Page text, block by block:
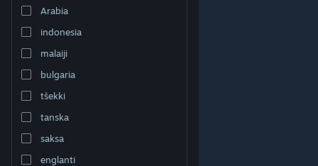
Arabia
indonesia
malaiji
bulgaria
tšekki
tanska
saksa
englanti